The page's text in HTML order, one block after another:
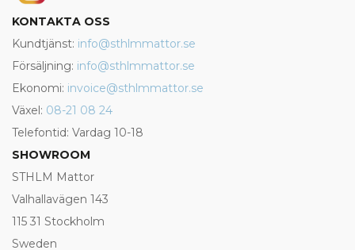
KONTAKTA OSS
Kundtjänst: info@sthlmmattor.se
Försäljning: info@sthlmmattor.se
Ekonomi: invoice@sthlmmattor.se
Växel: 08-21 08 24
Telefontid: Vardag 10-18
SHOWROOM
STHLM Mattor
Valhallavägen 143
115 31 Stockholm
Sweden